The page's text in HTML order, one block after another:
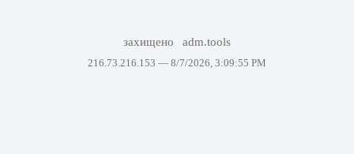
захищено adm.tools
216.73.216.153 — 8/7/2026, 3:09:55 PM